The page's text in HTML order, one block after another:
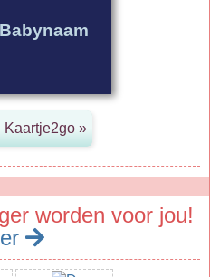
Babynaam
worden voor jou!